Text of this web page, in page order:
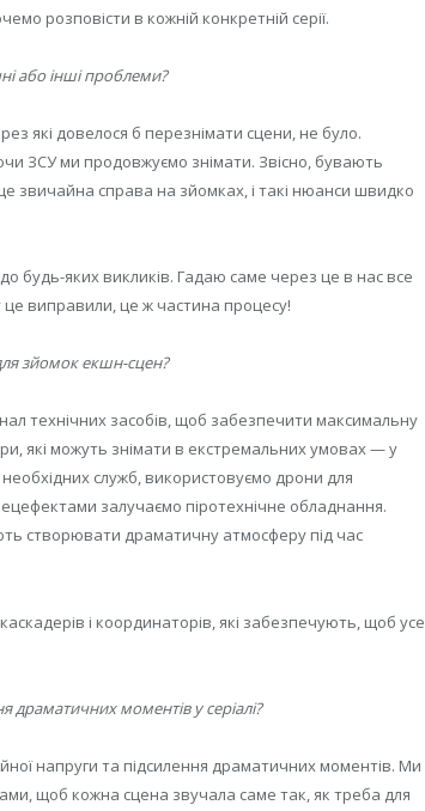
розповісти в кожній конкретній серії.
або інші проблеми?
які довелося б перезнімати сцени, не було.
ЗСУ ми продовжуємо знімати. Звісно, бувають
звичайна справа на зйомках, і такі нюанси швидко
будь-яких викликів. Гадаю саме через це в нас все
виправили, це ж частина процесу!
зйомок екшн-сцен?
технічних засобів, щоб забезпечити максимальну
які можуть знімати в екстремальних умовах — у
служб, використовуємо дрони для
залучаємо піротехнічне обладнання.
створювати драматичну атмосферу під час
і координаторів, які забезпечують, щоб усе
моментів у серіалі?
напруги та підсилення драматичних моментів. Ми
щоб кожна сцена звучала саме так, як треба для